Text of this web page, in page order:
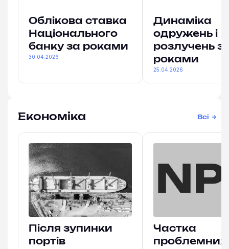
Облікова ставка
Національного
банку за роками
30.04.2026
Динаміка
одружень і
розлучень
роками
25.04.2026
Економіка Всі
Після зупинки
портів
Частка
проблемних